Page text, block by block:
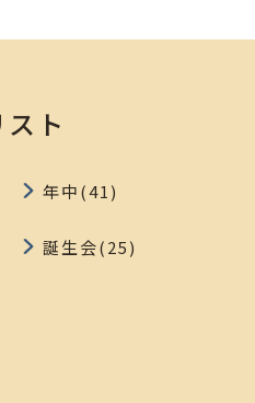
ト
年中(41)
誕生会(25)